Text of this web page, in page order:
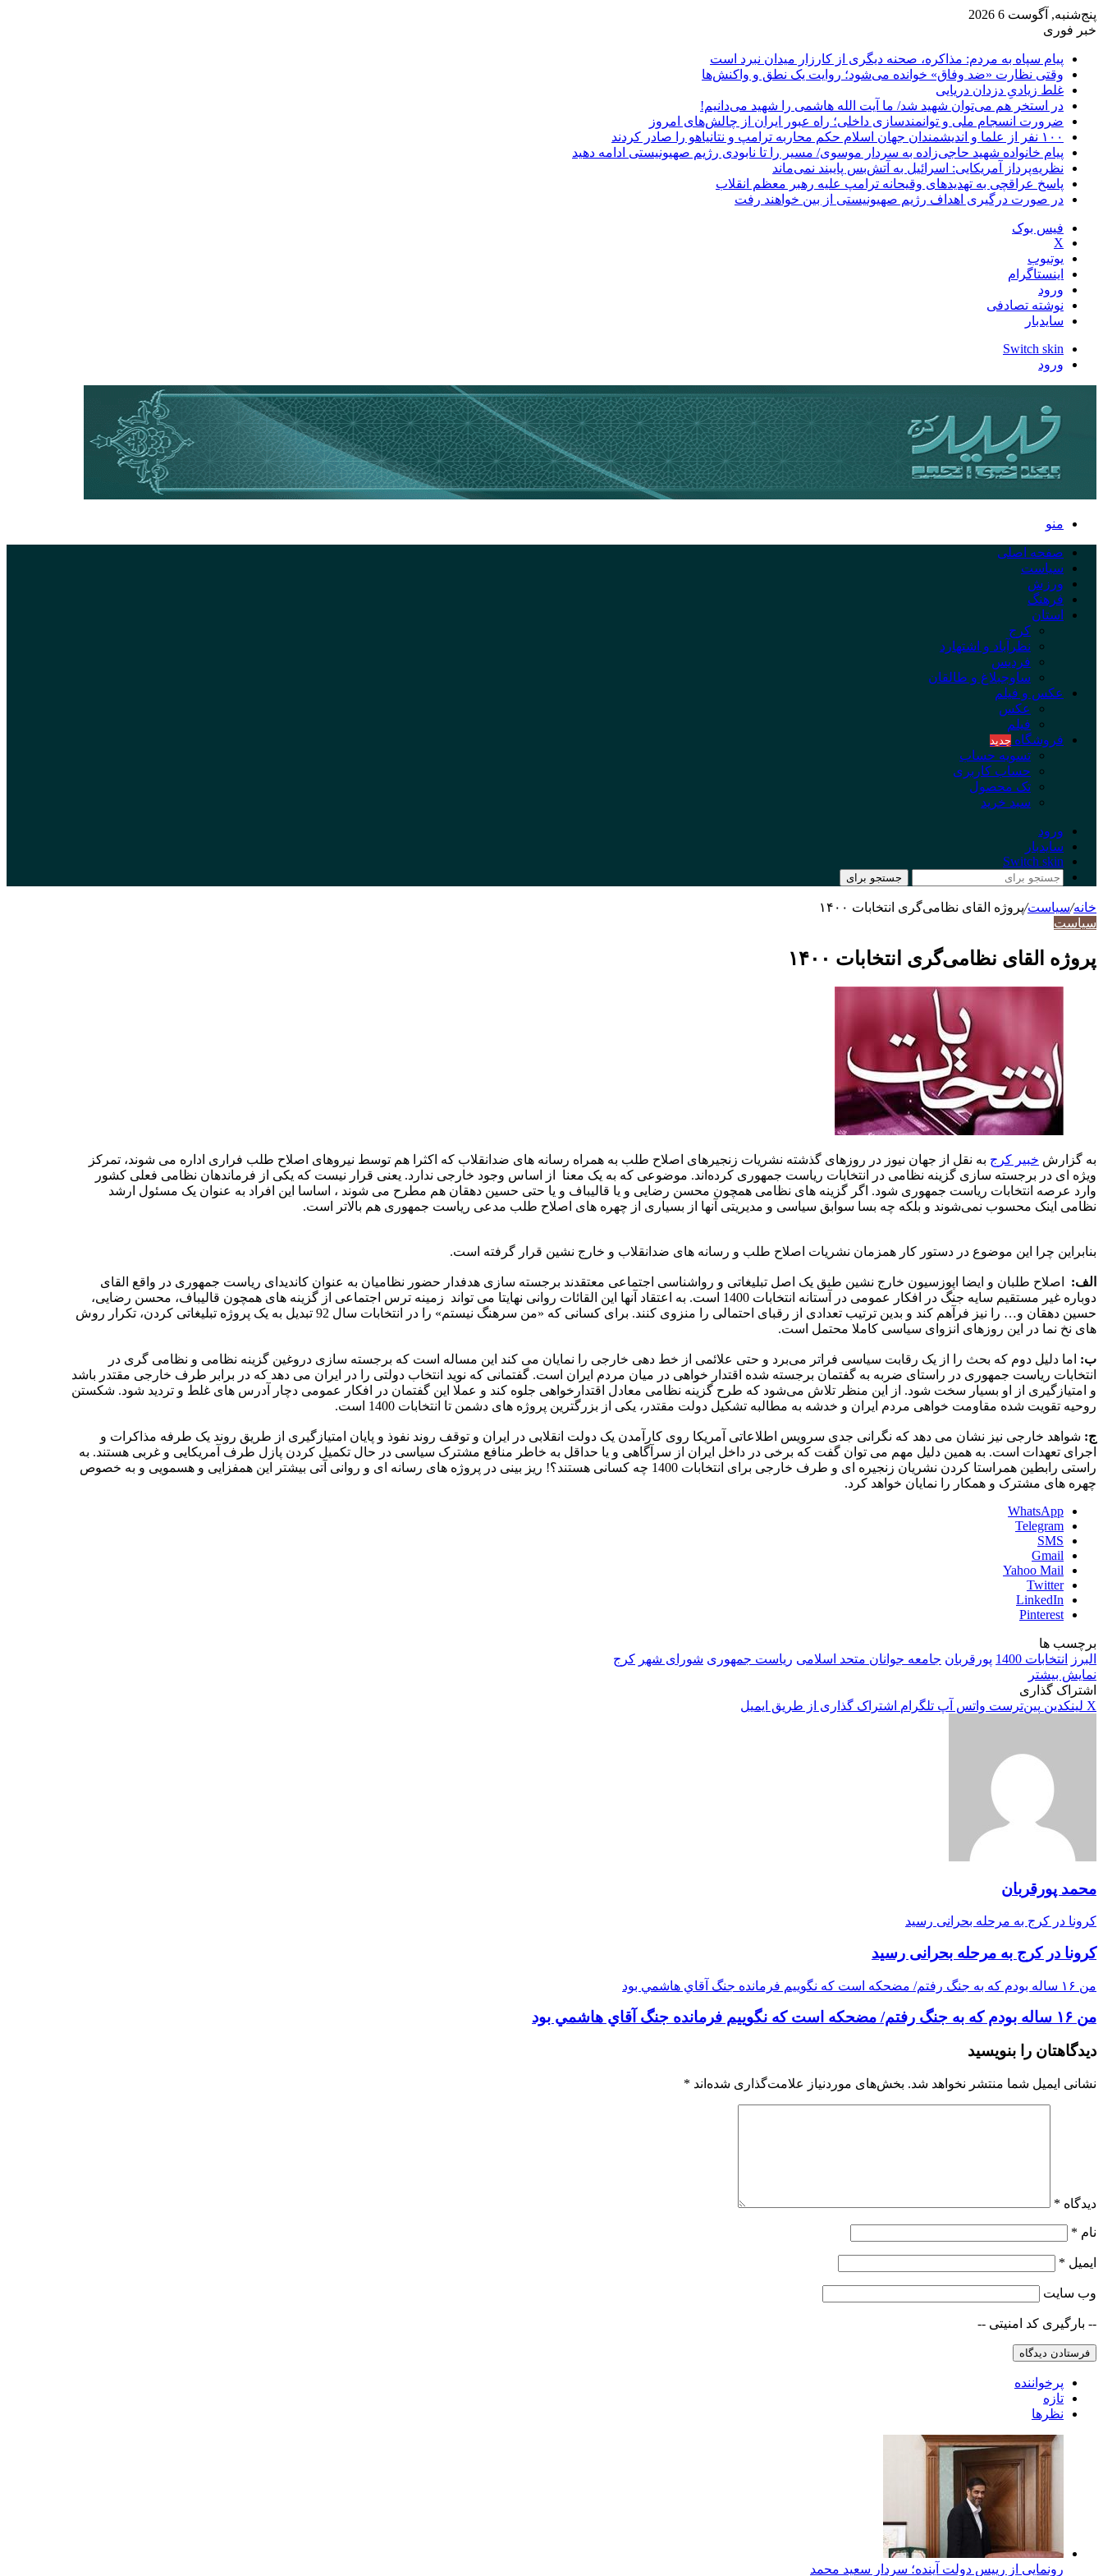
پنج‌شنبه, آگوست 6 2026
خبر فوری
پیام سپاه به مردم: مذاکره، صحنه دیگری از کارزار میدان نبرد است
وقتی نظارت «ضد وفاق» خوانده می‌شود؛ روایت یک نطق و واکنش‌ها
غلط زیادیِ دزدان دریایی
در استخر هم می‌توان شهید شد/ ما آیت الله هاشمی را شهید می‌دانیم!
ضرورت انسجام ملی و توانمندسازی داخلی؛ راه عبور ایران از چالش‌های امروز
۱۰۰ نفر از علما و اندیشمندان جهان اسلام حکم محاربه ترامپ و نتانیاهو را صادر کردند
پیام خانواده شهید حاجی‌زاده به سردار موسوی/ مسیر را تا نابودی رژیم صهیونیستی ادامه دهید
نظریه‌پرداز آمریکایی: اسرائیل به آتش‌بس پایبند نمی‌ماند
پاسخ عراقچی به تهدیدهای وقیحانه ترامپ علیه رهبر معظم انقلاب
در صورت درگیری اهداف رژیم صهیونیستی از بین خواهند رفت
فیس بوک
X
یوتیوب
اینستاگرام
ورود
نوشته تصادفی
سایدبار
Switch skin
ورود
منو
صفحه اصلی
سیاست
ورزش
فرهنگ
استان
کرج
نظرآباد و اشتهارد
فردیس
ساوجبلاغ و طالقان
عکس و فیلم
عکس
فیلم
فروشگاه جدید
تسویه حساب
حساب کاربری
تک محصول
سبد خرید
ورود
سایدبار
Switch skin
جستجو برای
خانه/سیاست/پروژه القای نظامی‌گری انتخابات ۱۴۰۰
سیاست
پروژه القای نظامی‌گری انتخابات ۱۴۰۰
به گزارش خبیر کرج به نقل از جهان نیوز در روزهای گذشته نشریات زنجیرهای اصلاح طلب به همراه رسانه های ضدانقلاب که اکثرا هم توسط نیروهای اصلاح طلب فراری اداره می شوند، تمرکز
ویژه ای در برجسته سازی گزینه نظامی در انتخابات ریاست جمهوری کرده‌اند. موضوعی که به یک معنا از اساس وجود خارجی ندارد. یعنی قرار نیست که یکی از فرماندهان نظامی فعلی کشور
وارد عرصه انتخابات ریاست جمهوری شود. اگر گزینه های نظامی همچون محسن رضایی و یا قالیباف و یا حتی حسین دهقان هم مطرح می شوند ، اساسا این افراد به عنوان یک مسئول ارشد
نظامی اینک محسوب نمی‌شوند و بلکه چه بسا سوابق سیاسی و مدیریتی آنها از بسیاری از چهره های اصلاح طلب مدعی ریاست جمهوری هم بالاتر است.
بنابراین چرا این موضوع در دستور کار همزمان نشریات اصلاح طلب و رسانه های ضدانقلاب و خارج نشین قرار گرفته است.
الف: اصلاح طلبان و ایضا اپوزسیون خارج نشین طبق یک اصل تبلیغاتی و رواشناسی اجتماعی معتقدند برجسته سازی هدفدار حضور نظامیان به عنوان کاندیدای ریاست جمهوری در واقع القای
دوباره غیر مستقیم سایه جنگ در افکار عمومی در آستانه انتخابات 1400 است. به اعتقاد آنها این القائات روانی نهایتا می تواند زمینه ترس اجتماعی از گزینه های همچون قالیباف، محسن رضایی،
حسین دهقان و… را نیز فرآهم کند و بدین ترتیب تعدادی از رقبای احتمالی را منزوی کنند. برای کسانی که «من سرهنگ نیستم» را در انتخابات سال 92 تبدیل به یک پروژه تبلیغاتی کردن، تکرار روش
های نخ نما در این روزهای انزوای سیاسی کاملا محتمل است.
ب: اما دلیل دوم که بحث را از یک رقابت سیاسی فراتر می‌برد و حتی علائمی از خط دهی خارجی را نمایان می کند این مساله است که برجسته سازی دروغین گزینه نظامی و نظامی گری در
انتخابات ریاست جمهوری در راستای ضربه به گفتمان برجسته شده اقتدار خواهی در میان مردم ایران است. گفتمانی که نوید انتخاب دولتی را در ایران می دهد که در برابر طرف خارجی مقتدر باشد
و امتیازگیری از او بسیار سخت شود. از این منظر تلاش می‌شود که طرح گزینه نظامی معادل اقتدارخواهی جلوه کند و عملا این گفتمان در افکار عمومی دچار آدرس های غلط و تردید شود. شکستن
روحیه تقویت شده مقاومت خواهی مردم ایران و خدشه به مطالبه تشکیل دولت مقتدر، یکی از بزرگترین پروژه های دشمن تا انتخابات 1400 است.
ج: شواهد خارجی نیز نشان می دهد که نگرانی جدی سرویس اطلاعاتی آمریکا روی کارآمدن یک دولت انقلابی در ایران و توقف روند نفوذ و پایان امتیازگیری از طریق روند یک طرفه مذاکرات و
اجرای تعهدات است. به همین دلیل مهم می توان گفت که برخی در داخل ایران از سرآگاهی و یا حداقل به خاطر منافع مشترک سیاسی در حال تکمیل کردن پازل طرف آمریکایی و غربی هستند. به
راستی رابطین همراستا کردن نشریان زنجیره ای و طرف خارجی برای انتخابات 1400 چه کسانی هستند؟! ریز بینی در پروژه های رسانه ای و روانی آتی بیشتر این همفزایی و هسمویی و به خصوص
چهره های مشترک و همکار را نمایان خواهد کرد.
WhatsApp
Telegram
SMS
Gmail
Yahoo Mail
Twitter
LinkedIn
Pinterest
برچسب ها
البرز
انتخابات 1400 پورقربان جامعه جوانان متحد اسلامی ریاست جمهوری شورای شهر کرج
نمایش بیشتر
اشتراک گذاری
X لینکدین ‫پین‌ترست واتس آپ تلگرام اشتراک گذاری از طریق ایمیل
محمد پورقربان
کرونا در کرج به مرحله بحرانی رسید
کرونا در کرج به مرحله بحرانی رسید
من ۱۶ ساله بودم که به جنگ رفتم/ مضحکه است که نگوييم فرمانده جنگ آقاي هاشمي بود
من ۱۶ ساله بودم که به جنگ رفتم/ مضحکه است که نگوييم فرمانده جنگ آقاي هاشمي بود
دیدگاهتان را بنویسید
نشانی ایمیل شما منتشر نخواهد شد. بخش‌های موردنیاز علامت‌گذاری شده‌اند *
دیدگاه *
نام *
ایمیل *
وب‌ سایت
-- بارگیری کد امنیتی --
پرخواننده
تازه
نظرها
رونمایی از رییس دولت آینده؛ سردار سعید محمد